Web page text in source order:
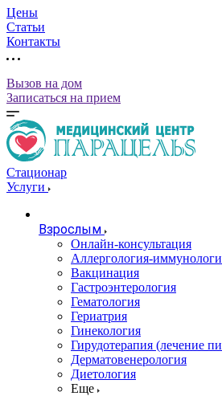
Цены
Статьи
Контакты
Вызов на дом
Записаться на прием
Стационар
Услуги
Взрослым
Онлайн-консультация
Аллергология-
Вакцинация
Гастроэнтерология
Гематология
Гериатрия
Гинекология
Гирудотерапия (лечение
Дерматовенерология
Диетология
Еще